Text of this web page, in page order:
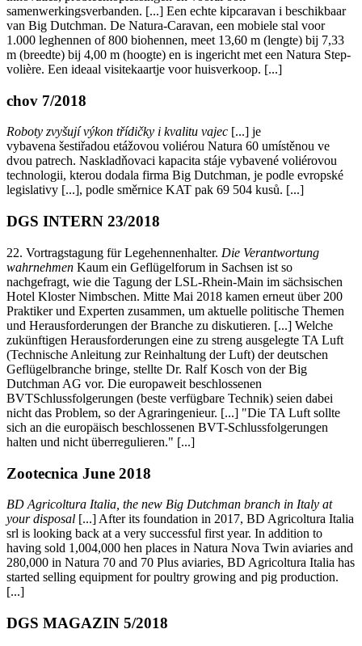
samenwerkingsverbanden. [...] Een echte kipcaravan i beschikbaar
van Big Dutchman. De Natura-Caravan, een mobiele stal voor
1.000 leghennen of 800 biohennen, meet 13,60 m (lengte) bij 7,33
m (breedte) bij 4,00 m (hoogte) en is ingericht met een Natura Step-
volière. Een ideaal visitekaartje voor huisverkoop. [...]
chov 7/2018
Roboty zvyšují výkon třídičky i kvalitu vajec [...] je
vybavena šestiřadou etážovou voliérou Natura 60 umístěnou ve
dvou patrech. Naskladňovaci kapacita stáje vybavené voliérovou
technologii, kterou dodala firma Big Dutchman, je podle evropské
legislativy [...], podle směrnice KAT pak 69 504 kusů. [...]
DGS INTERN 23/2018
22. Vortragstagung für Legehennenhalter. Die Verantwortung
wahrnehmen Kaum ein Geflügelforum in Sachsen ist so
nachgefragt, wie die Tagung der LSL-Rhein-Main im sächsischen
Hotel Kloster Nimbschen. Mitte Mai 2018 kamen erneut über 200
Praktiker und Experten zusammen, um aktuelle politische Themen
und Herausforderungen der Branche zu diskutieren. [...] Welche
zukünftigen Herausforderungen eine zu streng ausgelegte TA Luft
(Technische Anleitung zur Reinhaltung der Luft) der deutschen
Geflügelbranche bringe, stellte Dr. Ralf Kosch von der Big
Dutchman AG vor. Die europaweit beschlossenen
BVTSchlussfolgerungen (beste verfügbare Technik) seien dabei
nicht das Problem, so der Agraringenieur. [...] "Die TA Luft sollte
sich an die europäisch beschlossenen BVT-Schlussfolgerungen
halten und nicht überregulieren." [...]
Zootecnica June 2018
BD Agricoltura Italia, the new Big Dutchman branch in Italy at
your disposal [...] After its foundation in 2017, BD Agricoltura Italia
srl is looking back at a very successful first year. In addition to
having sold 1,004,000 hen places in Natura Nova Twin aviaries and
280,000 in Natura 70 and 70 Plus aviaries, BD Agricoltura Italia has
started selling equipment for poultry growing and pig production.
[...]
DGS MAGAZIN 5/2018